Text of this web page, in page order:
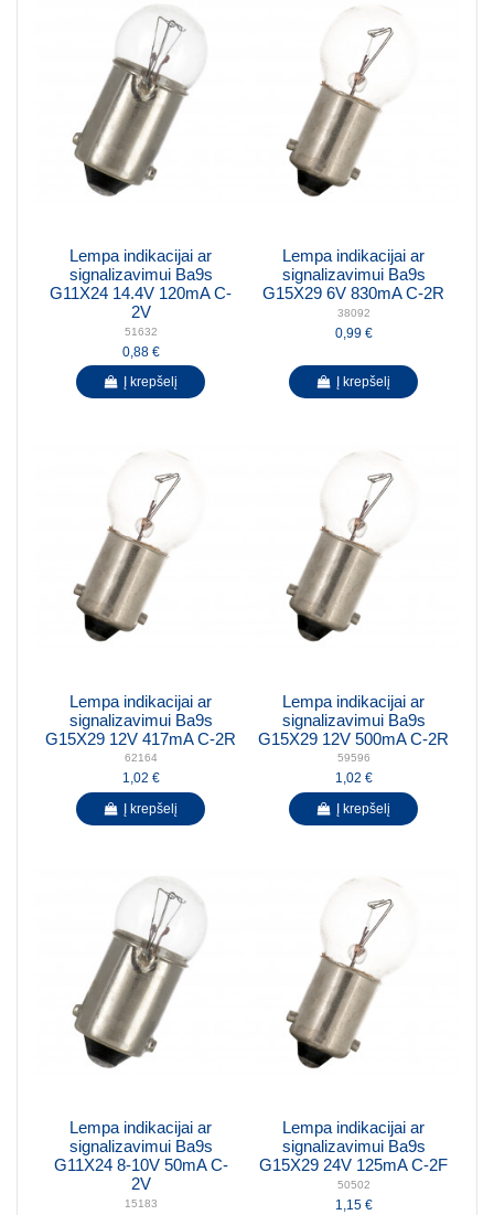
Lempa indikacijai ar
signalizavimui Ba9s
G11X24 14.4V 120mA C-
2V
51632
0,88 €
Į krepšelį
Lempa indikacijai ar
signalizavimui Ba9s
G15X29 6V 830mA C-2R
38092
0,99 €
Į krepšelį
Lempa indikacijai ar
signalizavimui Ba9s
G15X29 12V 417mA C-2R
62164
1,02 €
Į krepšelį
Lempa indikacijai ar
signalizavimui Ba9s
G15X29 12V 500mA C-2R
59596
1,02 €
Į krepšelį
Lempa indikacijai ar
signalizavimui Ba9s
G11X24 8-10V 50mA C-
2V
15183
Lempa indikacijai ar
signalizavimui Ba9s
G15X29 24V 125mA C-2F
50502
1,15 €